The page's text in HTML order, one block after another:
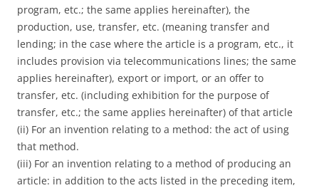
program, etc.; the same applies hereinafter), the
production, use, transfer, etc. (meaning transfer and
lending; in the case where the article is a program, etc., it
includes provision via telecommunications lines; the same
applies hereinafter), export or import, or an offer to
transfer, etc. (including exhibition for the purpose of
transfer, etc.; the same applies hereinafter) of that article
(ii) For an invention relating to a method: the act of using
that method.
(iii) For an invention relating to a method of producing an
article: in addition to the acts listed in the preceding item,